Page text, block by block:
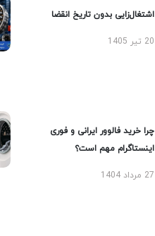
اشتغال‌زایی بدون تاریخ انقضا
20 تیر 1405
چرا خرید فالوور ایرانی و فوری
اینستاگرام مهم است؟
27 مرداد 1404